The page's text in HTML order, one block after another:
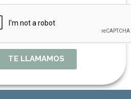
TE LLAMAMOS